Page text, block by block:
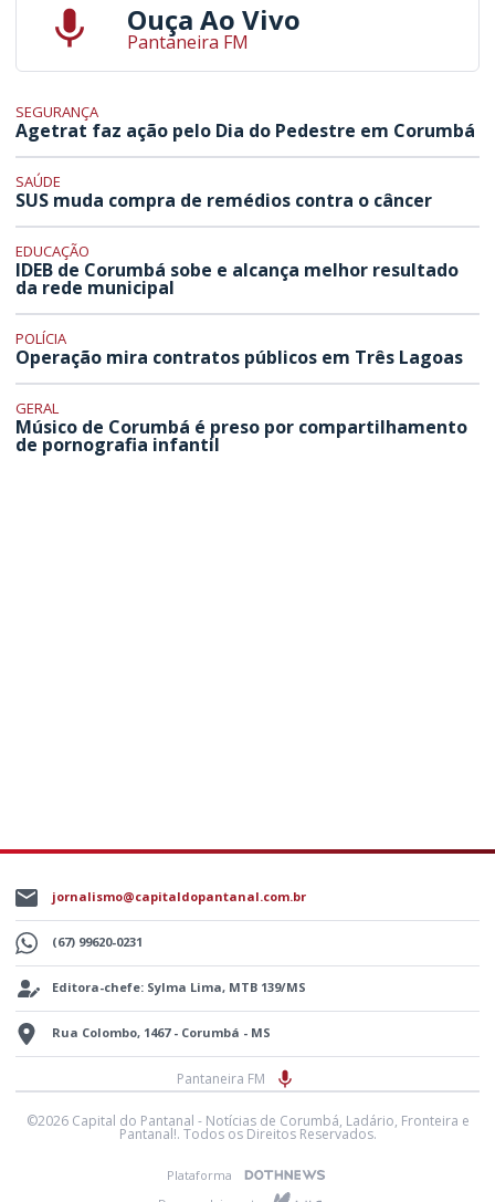
Ouça Ao Vivo
Pantaneira FM
SEGURANÇA
Agetrat faz ação pelo Dia do Pedestre em Corumbá
SAÚDE
SUS muda compra de remédios contra o câncer
EDUCAÇÃO
IDEB de Corumbá sobe e alcança melhor resultado
da rede municipal
POLÍCIA
Operação mira contratos públicos em Três Lagoas
GERAL
Músico de Corumbá é preso por compartilhamento
de pornografia infantil
jornalismo@capitaldopantanal.com.br
(67) 99620-0231
Editora-chefe: Sylma Lima, MTB 139/MS
Rua Colombo, 1467 - Corumbá - MS
Pantaneira FM
©2026 Capital do Pantanal - Notícias de Corumbá, Ladário, Fronteira e
Pantanal!. Todos os Direitos Reservados.
Plataforma